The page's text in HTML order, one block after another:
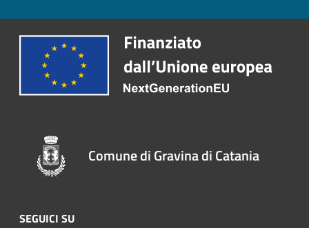
Comune di Gravina di Catania
SEGUICI SU